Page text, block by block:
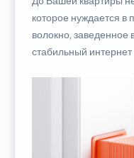
которое нуждается в
волокно, заведенное
стабильный интернет